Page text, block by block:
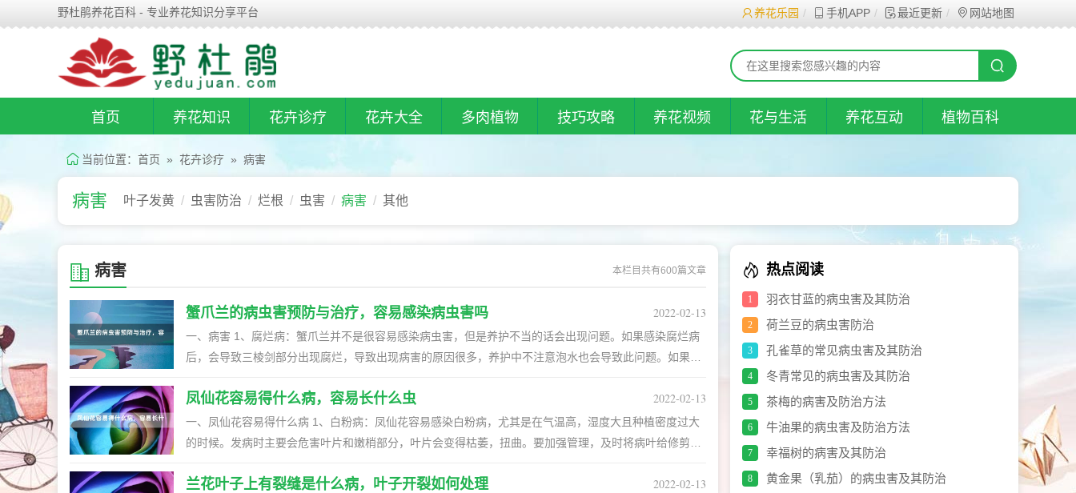
野杜鹃养花百科 - 专业养花知识分享平台 养花乐园 手机APP 最近更新 网站地图
首页 养花知识 花卉诊疗 花卉大全 多肉植物 技巧攻略 养花视频 花与生活 养花互动 植物百科
当前位置： 首页 » 花卉诊疗 » 病害
病害 叶子发黄 虫害防治 烂根 虫害 病害 其他
病害 本栏目共有600篇文章
蟹爪兰的病虫害预防与治疗，容易感染病虫害吗
一、病害 1、腐烂病：蟹爪兰并不是很容易感染病虫害，但是养护不当的话会出现问题。如果感染腐烂病
后，会导致三棱剑部分出现腐烂，导致出现病害的原因很多，养护中不注意泡水也会导致此问题。如果出
主要危害茎节部分，影响到正常的生长，降低美观性。在种植之前就需要做好预防，提前配制好高锰酸钾
溶液，将植株浸泡放进来一小时左右，发病后及时喷炭福美可湿性粉剂这类的药物。 3、灰霉病：蟹爪兰
不小心感染灰霉病之后，会危害到花朵和茎叶，导致出现水渍状的腐烂。发现染病后，及时剪除掉发病的
感染叶枯病、根腐病、叶斑病等。 二、虫害 1、介壳虫：虫害方面感染的可能性也不大，并不是很容易感
2022-02-13
凤仙花容易得什么病，容易长什么虫
一、凤仙花容易得什么病 1、白粉病：凤仙花容易感染白粉病，尤其是在气温高，湿度大且种植密度过大
的时候。发病时主要会危害叶片和嫩梢部分，叶片会变得枯萎，扭曲。要加强管理，及时将病叶给修剪
叶片会枯黄。发现后要将病株隔离，还要喷洒多菌灵或百菌清进行救治，避免恶化。 3、立枯病：此病害
2022-02-13
兰花叶子上有裂缝是什么病，叶子开裂如何处理 2022-02-13
热点阅读
1 羽衣甘蓝的病虫害及其防治
2 荷兰豆的病虫害防治
3 孔雀草的常见病虫害及其防治
4 冬青常见的病虫害及其防治
5 茶梅的病害及防治方法
6 牛油果的病虫害及防治方法
7 幸福树的病害及其防治
8 黄金果（乳茄）的病虫害及其防治